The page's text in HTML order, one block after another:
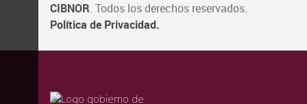
CIBNOR. Todos los derechos reservados.
Política de Privacidad.